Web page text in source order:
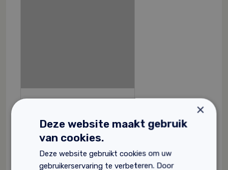
Gebruiksklaar
Omtrent geurloos
Vlekken en hittebestendig
×
Deze website maakt gebruik
van cookies.
Deze website gebruikt cookies om uw
gebruikerservaring te verbeteren. Door